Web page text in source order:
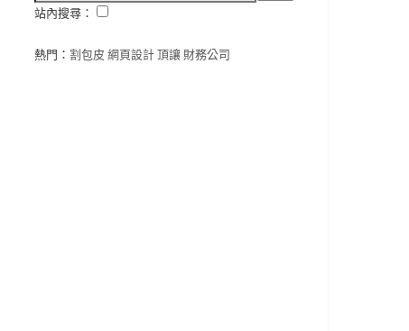
站內搜尋：
熱門： 割包皮 網頁設計頂讓 財務公司